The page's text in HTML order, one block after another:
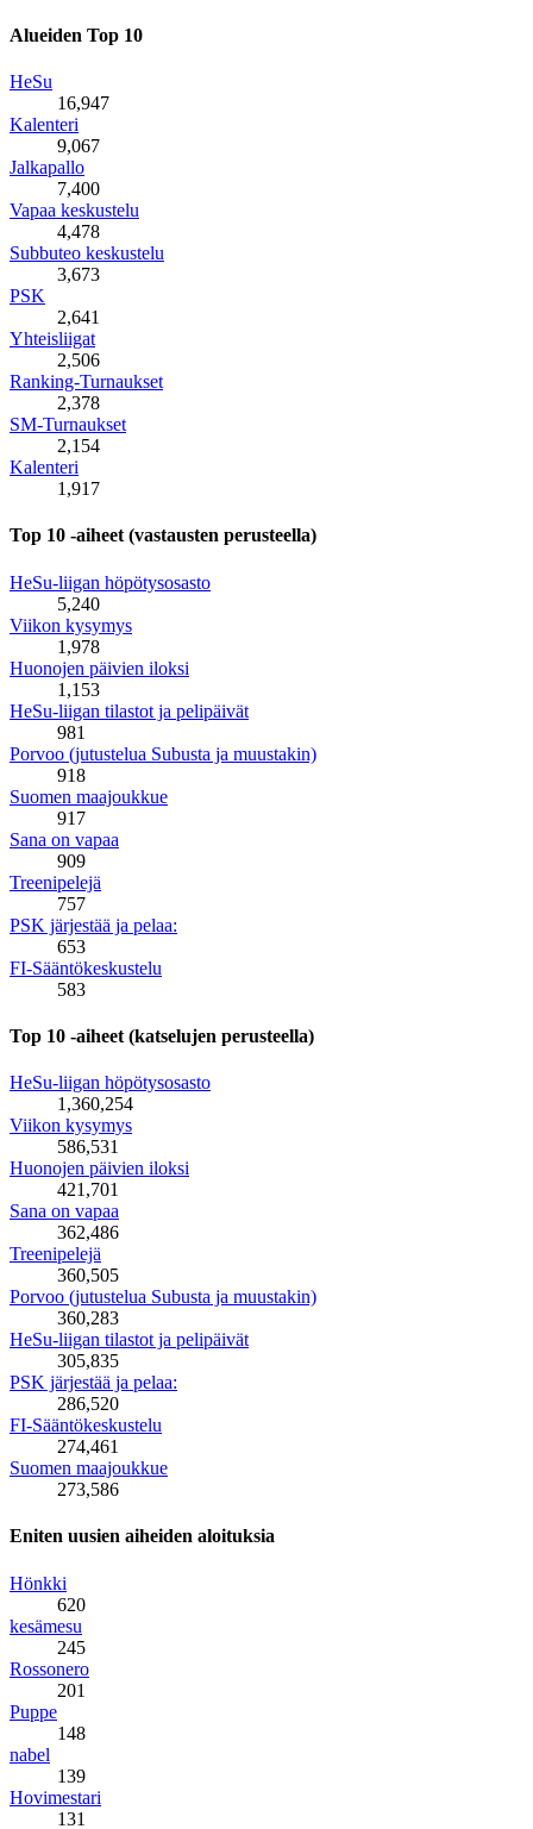
Alueiden Top 10
HeSu
16,947
Kalenteri
9,067
Jalkapallo
7,400
Vapaa keskustelu
4,478
Subbuteo keskustelu
3,673
PSK
2,641
Yhteisliigat
2,506
Ranking-Turnaukset
2,378
SM-Turnaukset
2,154
Kalenteri
1,917
Top 10 -aiheet (vastausten perusteella)
HeSu-liigan höpötysosasto
5,240
Viikon kysymys
1,978
Huonojen päivien iloksi
1,153
HeSu-liigan tilastot ja pelipäivät
981
Porvoo (jutustelua Subusta ja muustakin)
918
Suomen maajoukkue
917
Sana on vapaa
909
Treenipelejä
757
PSK järjestää ja pelaa:
653
FI-Sääntökeskustelu
583
Top 10 -aiheet (katselujen perusteella)
HeSu-liigan höpötysosasto
1,360,254
Viikon kysymys
586,531
Huonojen päivien iloksi
421,701
Sana on vapaa
362,486
Treenipelejä
360,505
Porvoo (jutustelua Subusta ja muustakin)
360,283
HeSu-liigan tilastot ja pelipäivät
305,835
PSK järjestää ja pelaa:
286,520
FI-Sääntökeskustelu
274,461
Suomen maajoukkue
273,586
Eniten uusien aiheiden aloituksia
Hönkki
620
kesämesu
245
Rossonero
201
Puppe
148
nabel
139
Hovimestari
131